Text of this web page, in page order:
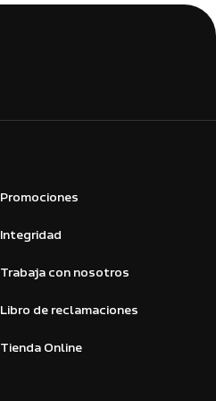
Promociones
Integridad
Trabaja con nosotros
Libro de reclamaciones
Tienda Online